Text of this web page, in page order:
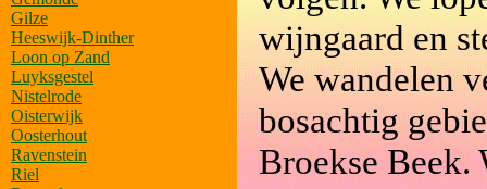
Gilze
Heeswijk-Dinther
Loon op Zand
Luyksgestel
Nistelrode
Oisterwijk
Oosterhout
Ravenstein
Riel
wijngaard en
We wandelen
bosachtig
Broekse Beek.